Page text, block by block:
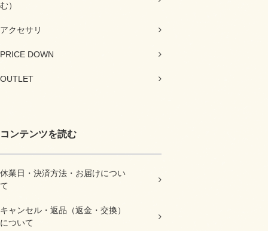
む）
アクセサリ
PRICE DOWN
OUTLET
コンテンツを読む
休業日・決済方法・お届けについ
て
キャンセル・返品（返金・交換）
について